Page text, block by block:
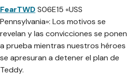
FearTWDS06E15 «USS
Pennsylvania»: Los motivos se
revelan y las convicciones se ponen
a prueba mientras nuestros héroes
se apresuran a detener el plan de
Teddy.